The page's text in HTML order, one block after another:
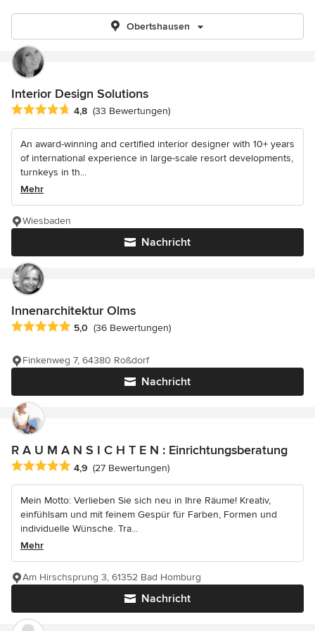
Obertshausen
Interior Design Solutions
Durchschnittliche Bewertung: 4.8 von 5 Sternen
4,8 (33 Bewertungen)
An award-winning and certified interior designer with 10+ years
of international experience in large-scale resort developments,
turnkeys in th...
Mehr
Nachricht
Wiesbaden
Innenarchitektur Olms
Durchschnittliche Bewertung: 5 von 5 Sternen
5,0 (36 Bewertungen)
Nachricht
Finkenweg 7, 64380 Roßdorf
R A U M A N S I C H T E N : Einrichtungsberatung
Durchschnittliche Bewertung: 4.9 von 5 Sternen
4,9 (27 Bewertungen)
Mein Motto: Verlieben Sie sich neu in Ihre Räume! Kreativ,
einfühlsam und mit feinem Gespür für Farben, Formen und
individuelle Wünsche. Tra...
Mehr
Nachricht
Am Hirschsprung 3, 61352 Bad Homburg